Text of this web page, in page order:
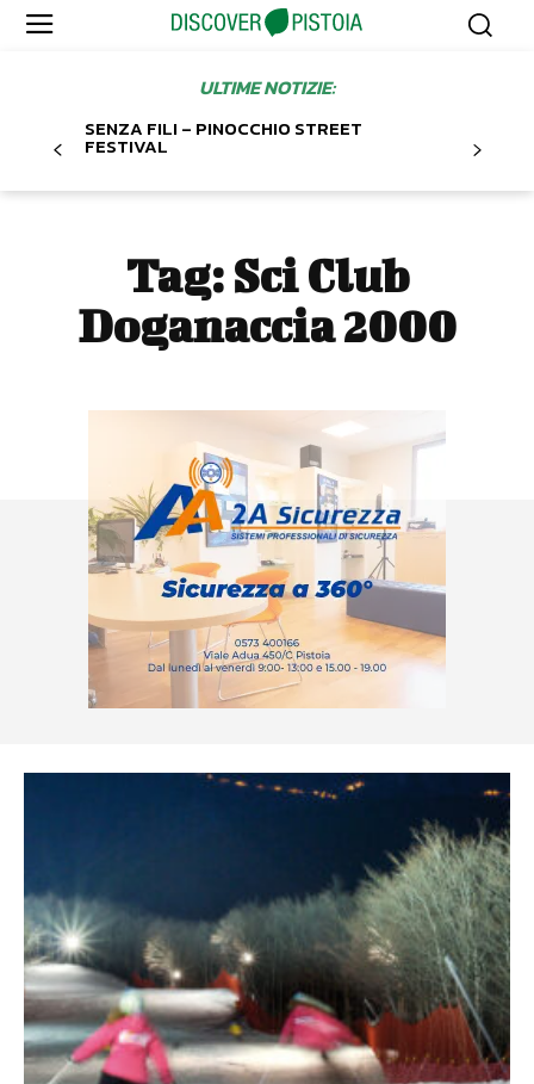
ULTIME NOTIZIE:
SENZA FILI – PINOCCHIO STREET
FESTIVAL
Tag: Sci Club
Doganaccia 2000